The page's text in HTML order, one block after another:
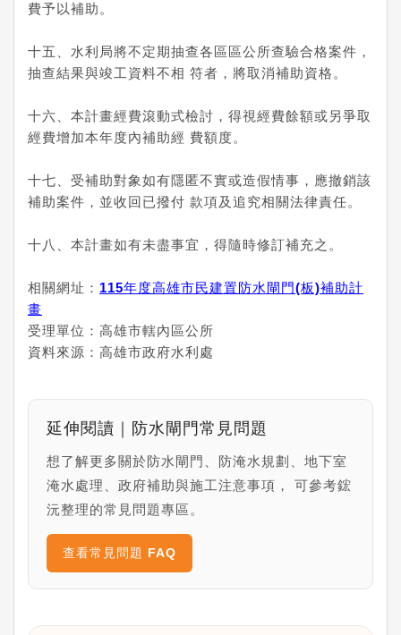
費予以補助。
十五、水利局將不定期抽查各區區公所查驗合格案件，
抽查結果與竣工資料不相 符者，將取消補助資格。
十六、本計畫經費滾動式檢討，得視經費餘額或另爭取
經費增加本年度內補助經 費額度。
十七、受補助對象如有隱匿不實或造假情事，應撤銷該
補助案件，並收回已撥付 款項及追究相關法律責任。
十八、本計畫如有未盡事宜，得隨時修訂補充之。
相關網址： 115年度高雄市民建置防水閘門(板)補助計
畫
受理單位：高雄市轄內區公所
資料來源：高雄市政府水利處
延伸閱讀｜防水閘門常見問題
想了解更多關於防水閘門、防淹水規劃、地下室
淹水處理、政府補助與施工注意事項， 可參考鋐
沅整理的常見問題專區。
查看常見問題 FAQ